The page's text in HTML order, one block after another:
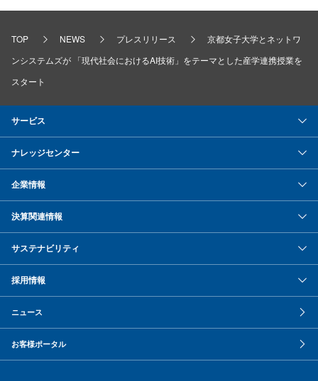
TOP NEWS プレスリリース
京都女子大学とネットワ
ンシステムズが 「現代社会におけるAI技術」をテーマとした産学連携授業を
スタート
サービス
ナレッジセンター
企業情報
決算関連情報
サステナビリティ
採用情報
ニュース
お客様ポータル